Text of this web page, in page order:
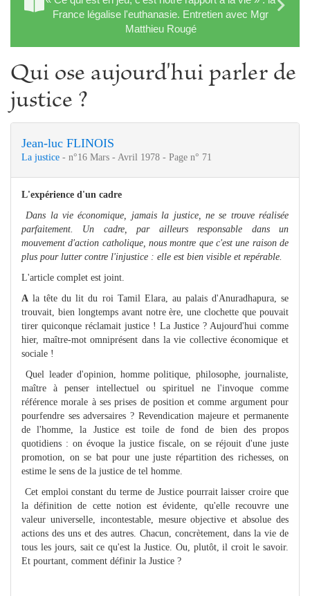
France légalise l'euthanasie. Entretien avec Mgr
Matthieu Rougé
Qui ose aujourd'hui parler de
justice ?
Jean-luc FLINOIS
La justice - n°16 Mars - Avril 1978 - Page n° 71
L'expérience d'un cadre
Dans la vie économique, jamais la justice, ne se trouve réalisée
parfaitement. Un cadre, par ailleurs responsable dans un
mouvement d'action catholique, nous montre que c'est une raison de
plus pour lutter contre l'injustice : elle est bien visible et repérable.
L'article complet est joint.
A la tête du lit du roi Tamil Elara, au palais d'Anuradhapura, se
trouvait, bien longtemps avant notre ère, une clochette que pouvait
tirer quiconque réclamait justice ! La Justice ? Aujourd'hui comme
hier, maître-mot omniprésent dans la vie collective économique et
sociale !
Quel leader d'opinion, homme politique, philosophe, journaliste,
maître à penser intellectuel ou spirituel ne l'invoque comme
référence morale à ses prises de position et comme argument pour
pourfendre ses adversaires ? Revendication majeure et permanente
de l'homme, la Justice est toile de fond de bien des propos
quotidiens : on évoque la justice fiscale, on se réjouit d'une juste
promotion, on se bat pour une juste répartition des richesses, on
estime le sens de la justice de tel homme.
Cet emploi constant du terme de Justice pourrait laisser croire que
la définition de cette notion est évidente, qu'elle recouvre une
valeur universelle, incontestable, mesure objective et absolue des
actions des uns et des autres. Chacun, concrètement, dans la vie de
tous les jours, sait ce qu'est la Justice. Ou, plutôt, il croit le savoir.
Et pourtant, comment définir la Justice ?